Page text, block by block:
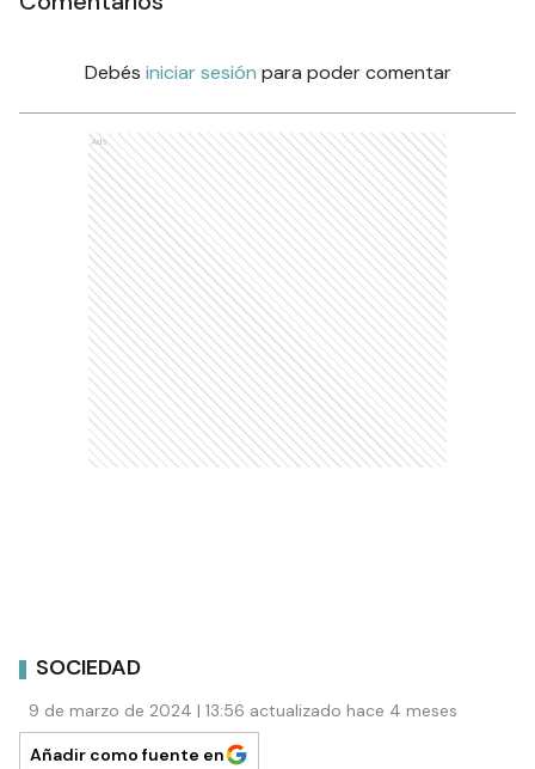
Debés iniciar sesión para poder comentar
Ads
SOCIEDAD
9 de marzo de 2024 | 13:56 actualizado hace 4 meses
Añadir como fuente en